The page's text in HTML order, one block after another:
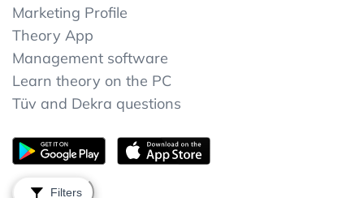
Filters
Marketing Profile
Theory App
Management software
Learn theory on the PC
Tüv and Dekra questions